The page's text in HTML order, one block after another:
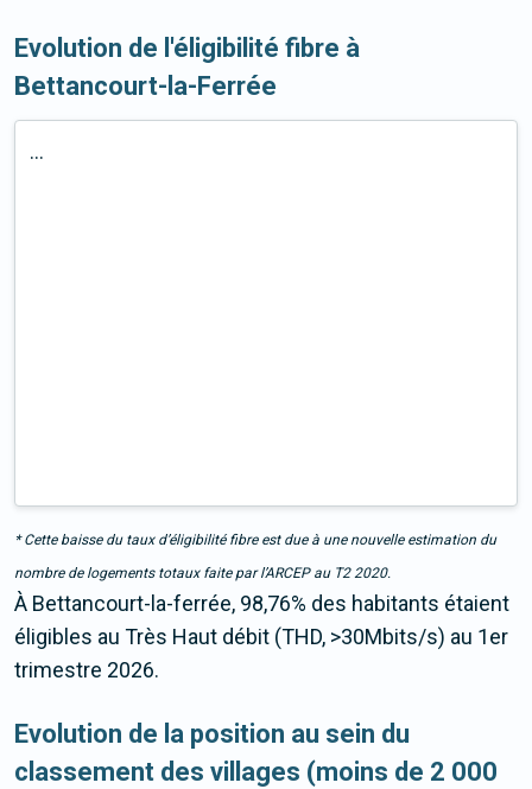
Evolution de l'éligibilité fibre à
Bettancourt-la-Ferrée
...
* Cette baisse du taux d’éligibilité fibre est due à une nouvelle estimation du
nombre de logements totaux faite par l’ARCEP au T2 2020.
À Bettancourt-la-ferrée, 98,76% des habitants étaient
éligibles au Très Haut débit (THD, >30Mbits/s) au 1er
trimestre 2026.
Evolution de la position au sein du
classement des villages (moins de 2 000